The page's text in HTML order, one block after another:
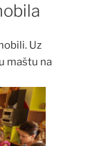
Uz
maštu na